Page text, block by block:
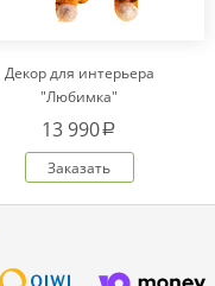
Декор для интерьера
"Любимка"
13 990a
Заказать